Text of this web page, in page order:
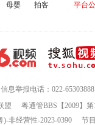
母婴 拍客
平台
息举报电话：022-65303888
盟
粤通管BBS【2009】
非经营性-2023-0390
节